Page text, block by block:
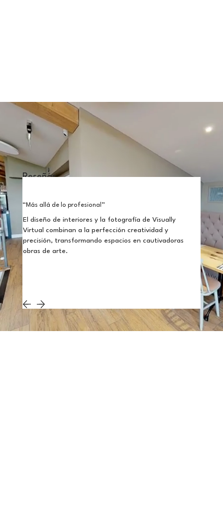
Reseñas
“Más allá de lo profesional”
El diseño de interiores y la fotografía de Visually
Virtual combinan a la perfección creatividad y
precisión, transformando espacios en cautivadoras
obras de arte.